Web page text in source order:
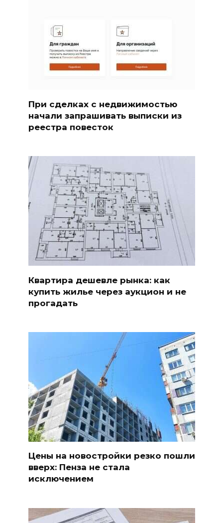
При сделках с недвижимостью
начали запрашивать выписки из
реестра повесток
Квартира дешевле рынка: как
купить жилье через аукцион и не
прогадать
Цены на новостройки резко пошли
вверх: Пенза не стала
исключением